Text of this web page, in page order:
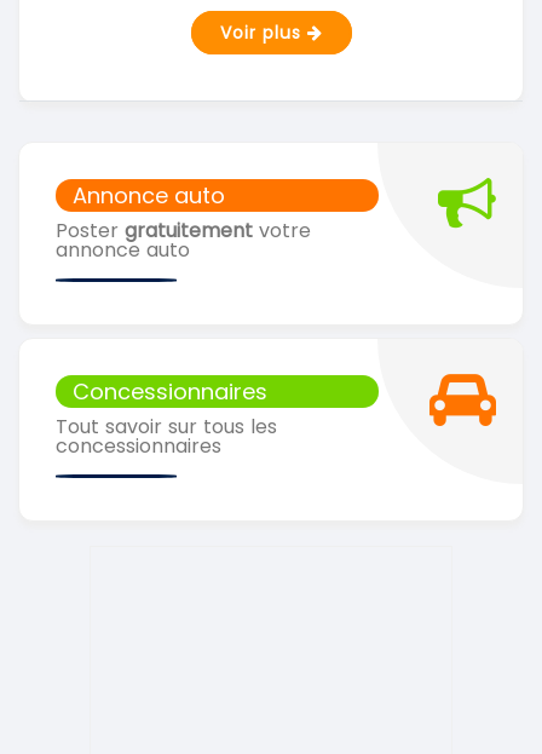
Annonce auto
Poster gratuitement votre
annonce auto
Concessionnaires
Tout savoir sur tous les
concessionnaires
Voir plus